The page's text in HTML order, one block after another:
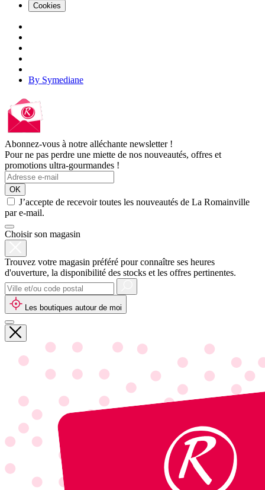
Cookies
By Symediane
Abonnez-vous à notre alléchante newsletter !
Pour ne pas perdre une miette de nos nouveautés, offres et
promotions ultra-gourmandes !
OK
J’accepte de recevoir toutes les nouveautés de La Romainville
par e-mail.
Choisir son magasin
Trouvez votre magasin préféré pour connaître ses heures
d'ouverture, la disponibilité des stocks et les offres pertinentes.
Les boutiques autour de moi